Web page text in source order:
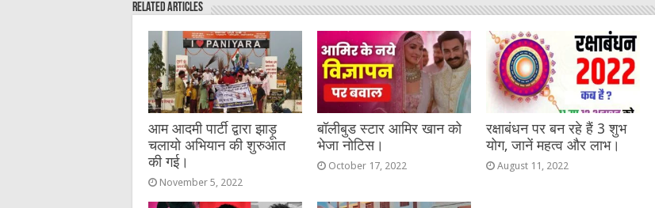
b
o
o
k
r
at
n
g
er
A
p
p
Related Articles
आम आदमी पार्टी द्वारा झाड़ू
चलायो अभियान की शुरुआत
की गई।
November 5, 2022
बॉलीबुड स्टार आमिर खान को
भेजा नोटिस।
October 17, 2022
रक्षाबंधन पर बन रहे हैं 3 शुभ
योग, जानें महत्व और लाभ।
August 11, 2022